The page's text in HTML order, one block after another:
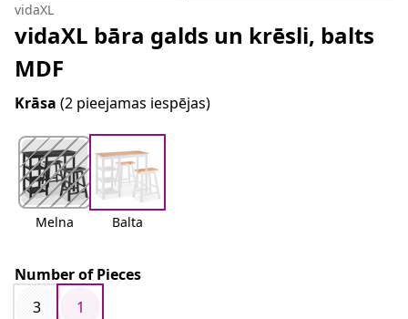
vidaXL
vidaXL bāra galds un krēsli, balts
MDF
Krāsa (2 pieejamas iespējas)
Melna Balta
Number of Pieces
3
1